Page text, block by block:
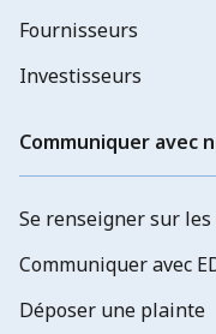
Fournisseurs
Investisseurs
Communiquer avec
Se renseigner sur les
Communiquer avec
Déposer une plainte